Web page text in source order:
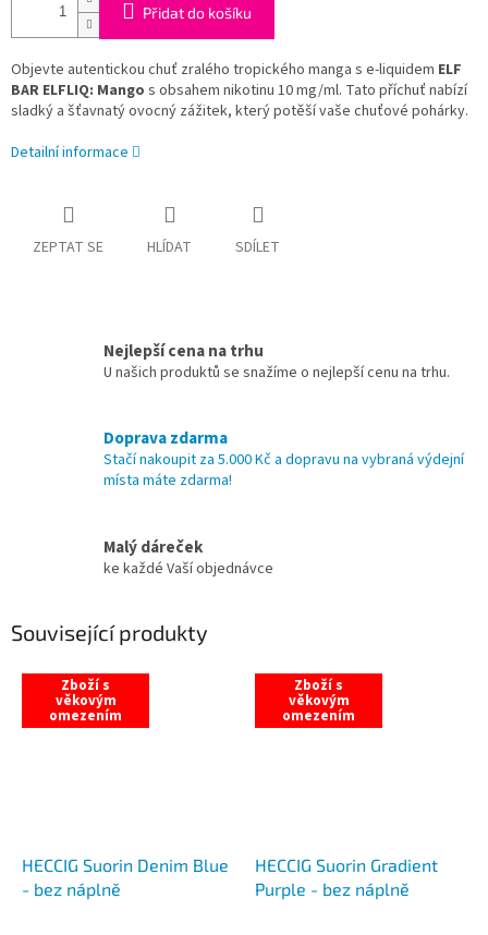
Přidat do košíku
Objevte autentickou chuť zralého tropického manga s e-liquidem ELF
BAR ELFLIQ: Mango s obsahem nikotinu 10 mg/ml. Tato příchuť nabízí
sladký a šťavnatý ovocný zážitek, který potěší vaše chuťové pohárky.
Detailní informace
ZEPTAT SE HLÍDAT SDÍLET
Nejlepší cena na trhu
U našich produktů se snažíme o nejlepší cenu na trhu.
Doprava zdarma
Stačí nakoupit za 5.000 Kč a dopravu na vybraná výdejní
místa máte zdarma!
Malý dáreček
ke každé Vaší objednávce
Související produkty
Zboží s
věkovým
omezením
HECCIG Suorin Denim Blue
- bez náplně
Zboží s
věkovým
omezením
HECCIG Suorin Gradient
Purple - bez náplně